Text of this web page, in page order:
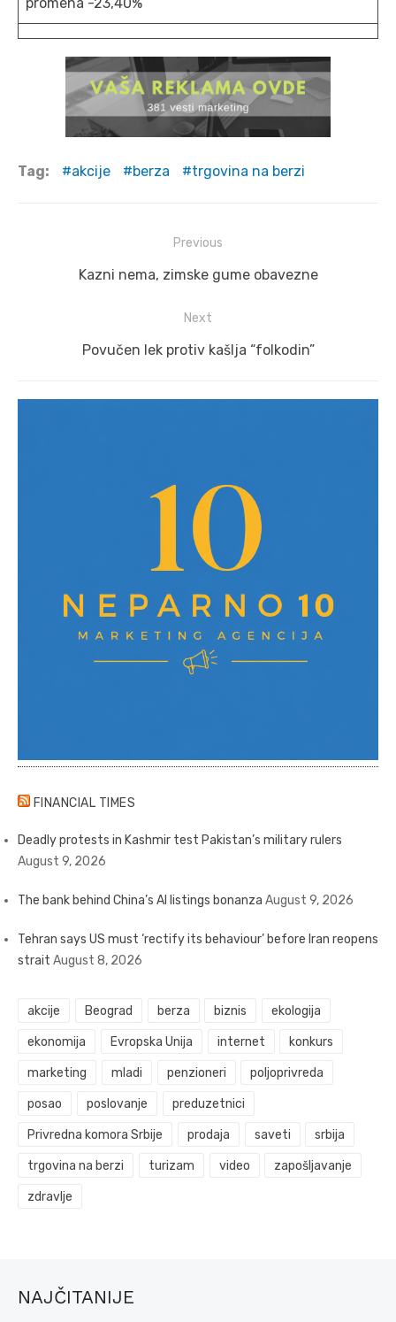
Tag: akcije berza trgovina na berzi
navigation
Previous
Previous
Kazni nema, zimske gume obavezne
Next
Next
Povučen lek protiv kašlja “folkodin”
FINANCIAL TIMES
Deadly protests in Kashmir test Pakistan’s military rulers
August 9, 2026
The bank behind China’s AI listings bonanza August 9, 2026
Tehran says US must ‘rectify its behaviour’ before Iran reopens
strait August 8, 2026
akcije Beograd berza biznis ekologija
ekonomija Evropska Unija internet konkurs
marketing mladi penzioneri poljoprivreda
posao poslovanje preduzetnici
Privredna komora Srbije prodaja saveti srbija
trgovina na berzi turizam video zapošljavanje
zdravlje
NAJČITANIJE